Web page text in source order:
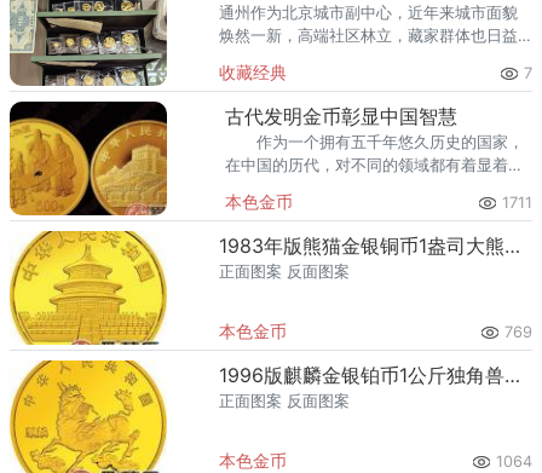
通州作为北京城市副中心，近年来城市面貌
焕然一新，高端社区林立，藏家群体也日益
爱琴海购物公园，从行政办公区到运河商务
区，关注钱币收藏的人越来越多
收藏经典 7
古代发明金币彰显中国智慧
作为一个拥有五千年悠久历史的国家，
在中国的历代，对不同的领域都有着显着的
本色金币 1711
1983年版熊猫金银铜币1盎司大熊猫金币
正面图案 反面图案
本色金币 769
1996版麒麟金银铂币1公斤独角兽金币
正面图案 反面图案
本色金币 1064